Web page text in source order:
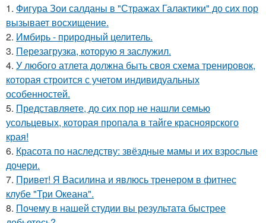
1. Фигура Зои салданы в "Стражах Галактики" до сих пор
вызывает восхищение.
2. Имбирь - природный целитель.
3. Перезагрузка, которую я заслужил.
4. У любого атлета должна быть своя схема тренировок,
которая строится с учетом индивидуальных
особенностей.
5. Представляете, до сих пор не нашли семью
усольцевых, которая пропала в тайге красноярского
края!
6. Красота по наследству: звёздные мамы и их взрослые
дочери.
7. Привет! Я Василина и явлюсь тренером в фитнес
клубе "Три Океана".
8. Почему в нашей студии вы результата быстрее